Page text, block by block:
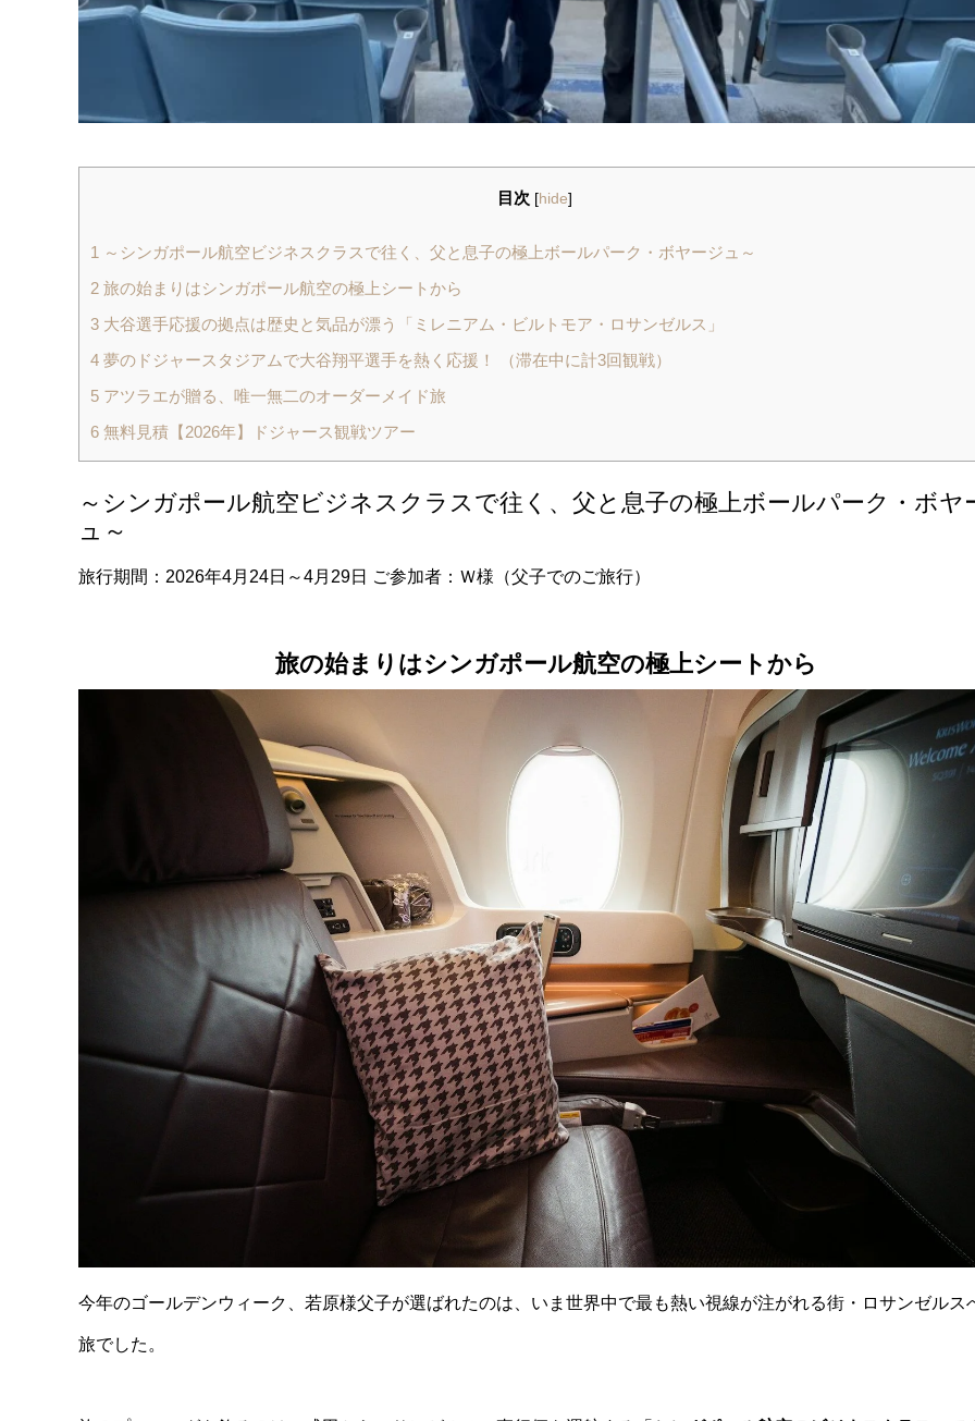
目次 [hide]
1 ～シンガポール航空ビジネスクラスで往く、父と息子の極上ボールパーク・ボヤージュ～
2 旅の始まりはシンガポール航空の極上シートから
3 大谷選手応援の拠点は歴史と気品が漂う「ミレニアム・ビルトモア・ロサンゼルス」
4 夢のドジャースタジアムで大谷翔平選手を熱く応援！ （滞在中に計3回観戦）
5 アツラエが贈る、唯一無二のオーダーメイド旅
6 無料見積【2026年】ドジャース観戦ツアー
～シンガポール航空ビジネスクラスで往く、父と息子の極上ボールパーク・ボヤ
ュ～
旅行期間：2026年4月24日～4月29日 ご参加者：Ｗ様（父子でのご旅行）
旅の始まりはシンガポール航空の極上シートから
今年のゴールデンウィーク、若原様父子が選ばれたのは、いま世界中で最も熱い視線が注がれる街・ロサンゼルス
旅でした。